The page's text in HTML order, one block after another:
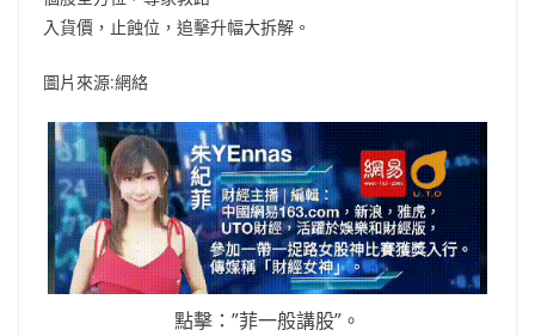
入貨價，止蝕位，追擊升幅大拆解。
圖片來源:網絡
點擊：”菲一般講股”。